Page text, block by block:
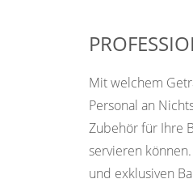
Mit welchem
Personal an
Zubehör für Ihre
servieren
und exklusiven